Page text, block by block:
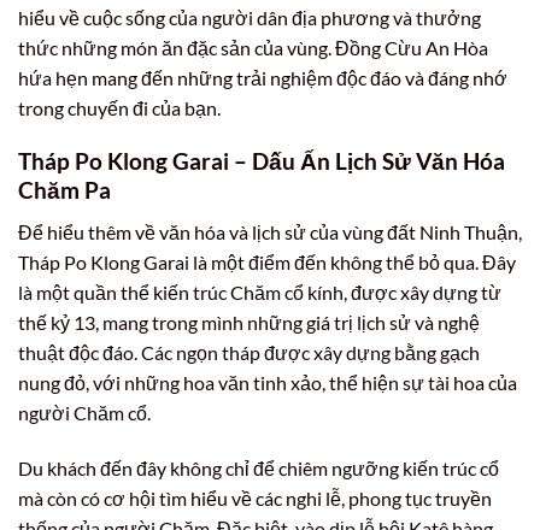
hiểu về cuộc sống của người dân địa phương và thưởng
thức những món ăn đặc sản của vùng. Đồng Cừu An Hòa
hứa hẹn mang đến những trải nghiệm độc đáo và đáng nhớ
trong chuyến đi của bạn.
Tháp Po Klong Garai – Dấu Ấn Lịch Sử Văn Hóa
Chăm Pa
Để hiểu thêm về văn hóa và lịch sử của vùng đất Ninh Thuận,
Tháp Po Klong Garai là một điểm đến không thể bỏ qua. Đây
là một quần thể kiến trúc Chăm cổ kính, được xây dựng từ
thế kỷ 13, mang trong mình những giá trị lịch sử và nghệ
thuật độc đáo. Các ngọn tháp được xây dựng bằng gạch
nung đỏ, với những hoa văn tinh xảo, thể hiện sự tài hoa của
người Chăm cổ.
Du khách đến đây không chỉ để chiêm ngưỡng kiến trúc cổ
mà còn có cơ hội tìm hiểu về các nghi lễ, phong tục truyền